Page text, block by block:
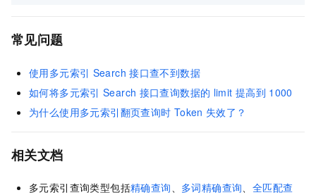
常见问题
使用多元索引 Search 接口查不到数据
如何将多元索引 Search 接口查询数据的 limit 提高到 1000
为什么使用多元索引翻页查询时 Token 失效了？
相关文档
多元索引查询类型包括精确查询 多词精确查询
全匹配查